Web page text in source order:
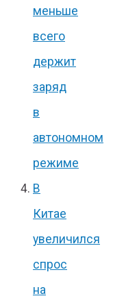
меньше
всего
держит
заряд
в
автономном
режиме
В
Китае
увеличился
спрос
на